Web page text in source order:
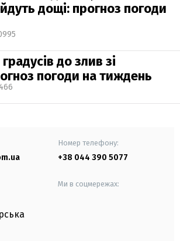
дощі: прогноз погоди
до злив зі
погоди на тиждень
Номер телефону:
+38 044 390 5077
Ми в соцмережах: